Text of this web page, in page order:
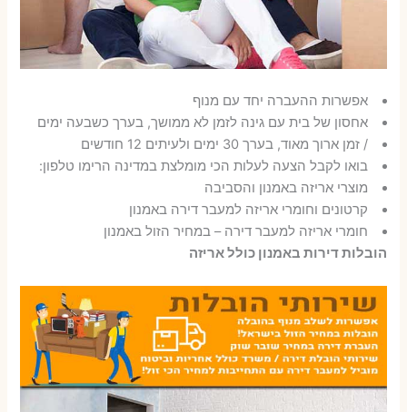
אפשרות ההעברה יחד עם מנוף
אחסון של בית עם גינה לזמן לא ממושך, בערך כשבעה ימים
/ זמן ארוך מאוד, בערך 30 ימים ולעיתים 12 חודשים
בואו לקבל הצעה לעלות הכי מומלצת במדינה הרימו טלפון:
מוצרי אריזה באמנון והסביבה
קרטונים וחומרי אריזה למעבר דירה באמנון
חומרי אריזה למעבר דירה – במחיר הזול באמנון
הובלות דירות באמנון כולל אריזה